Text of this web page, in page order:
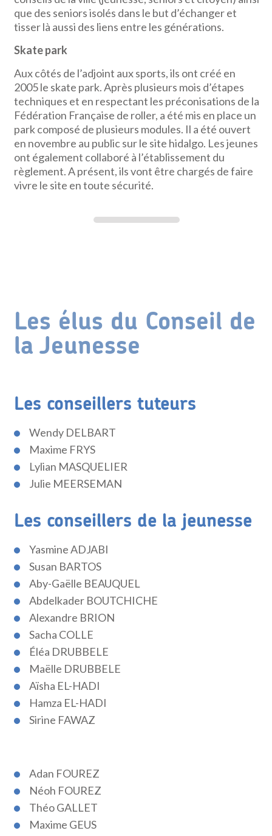
que des seniors isolés dans le but d’échanger et
tisser là aussi des liens entre les générations.
Skate park
Aux côtés de l’adjoint aux sports, ils ont créé en
2005 le skate park. Après plusieurs mois d’étapes
techniques et en respectant les préconisations de la
Fédération Française de roller, a été mis en place un
park composé de plusieurs modules. Il a été ouvert
en novembre au public sur le site hidalgo. Les jeunes
ont également collaboré à l’établissement du
règlement. A présent, ils vont être chargés de faire
vivre le site en toute sécurité.
Les élus du Conseil de
la Jeunesse
Les conseillers tuteurs
Wendy DELBART
Maxime FRYS
Lylian MASQUELIER
Julie MEERSEMAN
Les conseillers de la jeunesse
Yasmine ADJABI
Susan BARTOS
Aby-Gaëlle BEAUQUEL
Abdelkader BOUTCHICHE
Alexandre BRION
Sacha COLLE
Éléa DRUBBELE
Maëlle DRUBBELE
Aïsha EL-HADI
Hamza EL-HADI
Sirine FAWAZ
Adan FOUREZ
Néoh FOUREZ
Théo GALLET
Maxime GEUS